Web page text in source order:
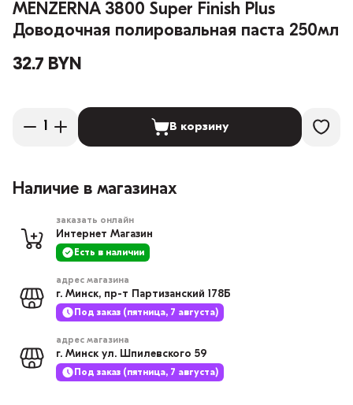
MENZERNA 3800 Super Finish Plus
Доводочная полировальная паста 250мл
32.7 BYN
В корзину
Наличие в магазинах
заказать онлайн
Интернет Магазин
Есть в наличии
адрес магазина
г. Минск, пр-т Партизанский 178Б
Под заказ (пятница, 7 августа)
адрес магазина
г. Минск ул. Шпилевского 59
Под заказ (пятница, 7 августа)